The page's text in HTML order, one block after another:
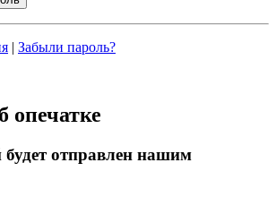
| Забыли пароль?
опечатке
будет отправлен нашим